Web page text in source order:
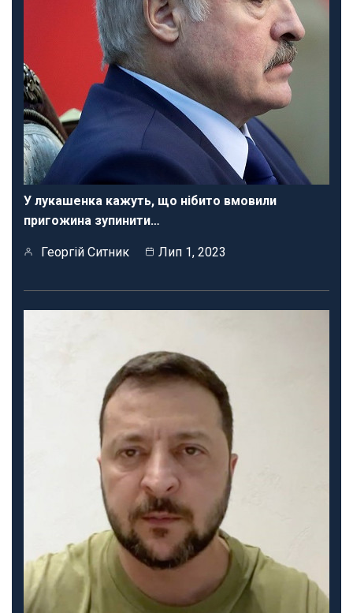
У лукашенка кажуть, що нібито вмовили
пригожина зупинити…
Георгій Ситник Лип 1, 2023